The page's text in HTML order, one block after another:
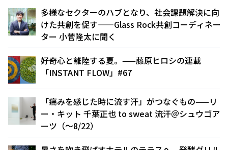
多様なセクターのハブとなり、社会課題解決に向
けた共創を促す——Glass Rock共創コーディネー
ター 小菅隆太に聞く
好奇心と離陸する夏。——藤原ヒロシの連載
「INSTANT FLOW」#67
「痛みを感じた時に流す汗」がつなぐもの——リ
ー・キット 千葉正也 to sweat 流汗＠シュウゴア
ーツ（〜8/22）